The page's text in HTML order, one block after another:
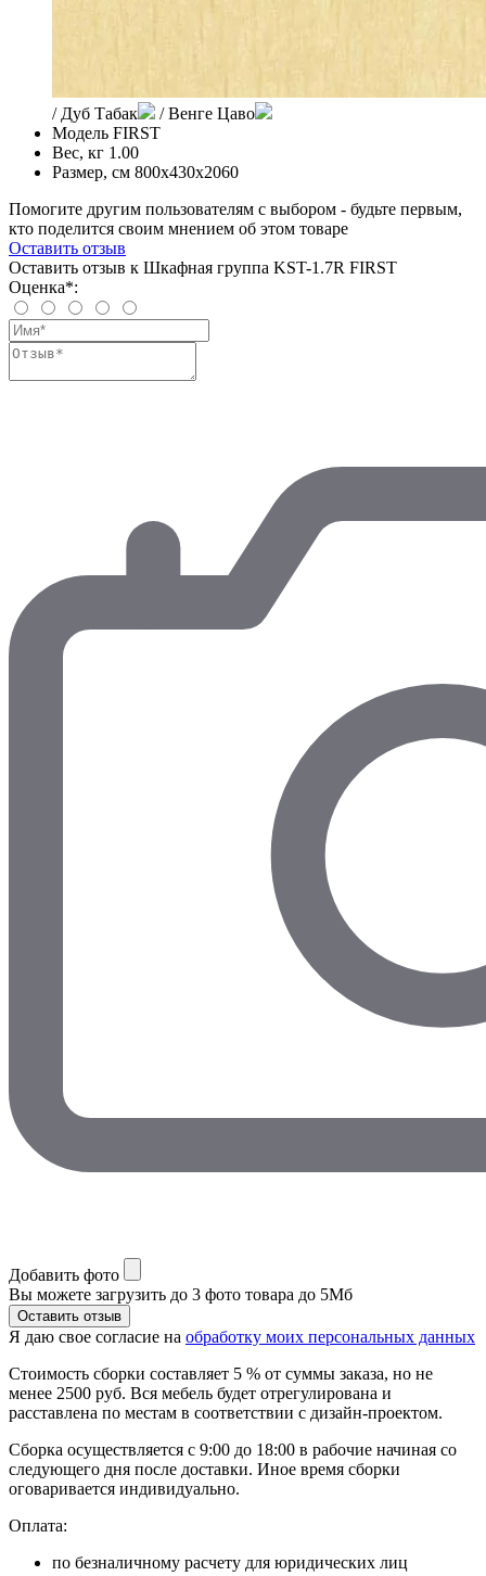
/ Дуб Табак
/ Венге Цаво
Модель FIRST
Вес, кг 1.00
Размер, см 800х430х2060
Помогите другим пользователям с выбором - будьте первым,
кто поделится своим мнением об этом товаре
Оставить отзыв
Оставить отзыв к Шкафная группа KST-1.7R FIRST
Оценка*:
Добавить фото
Вы можете загрузить до 3 фото товара до 5Мб
Я даю свое согласие на обработку моих персональных данных
Стоимость сборки составляет 5 % от суммы заказа, но не
менее 2500 руб. Вся мебель будет отрегулирована и
расставлена по местам в соответствии с дизайн-проектом.
Сборка осуществляется с 9:00 до 18:00 в рабочие начиная со
следующего дня после доставки. Иное время сборки
оговаривается индивидуально.
Оплата:
по безналичному расчету для юридических лиц